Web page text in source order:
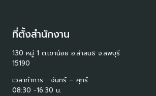
ที่ตั้งสำนักงาน
130 หมู่ 1 ต.เขาน้อย อ.ลำสนธิ จ.ลพบุรี
15190
เวลาทำการ จันทร์ – ศุกร์
08:30 -16:30 น.